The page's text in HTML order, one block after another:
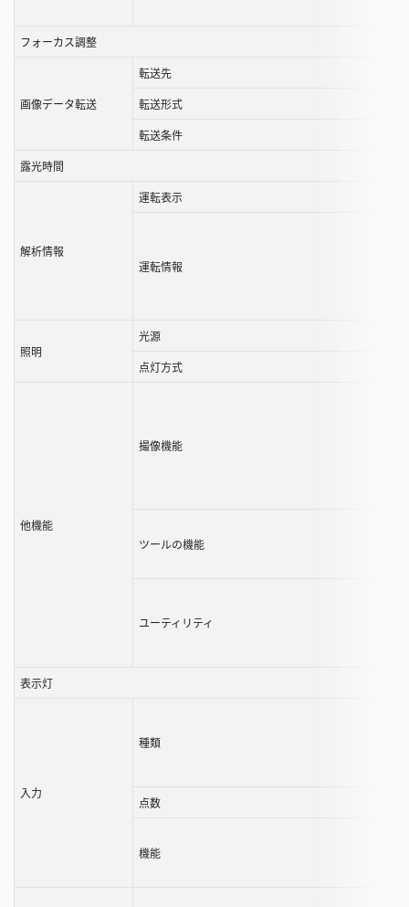
フォーカス調整
画像データ転送
転送先
転送形式
転送条件
露光時間
解析情報
運転表示
運転情報
照明
光源
点灯方式
他機能
撮像機能
ツールの機能
ユーティリティ
表示灯
入力
種類
点数
機能